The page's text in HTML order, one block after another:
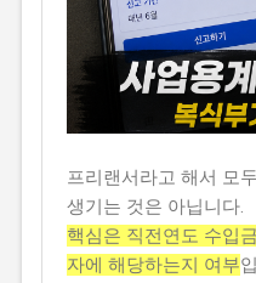
프리랜서라고 해서 모
생기는 것은 아닙니다.
핵심은 직전연도 수입
자에 해당하는지 여부